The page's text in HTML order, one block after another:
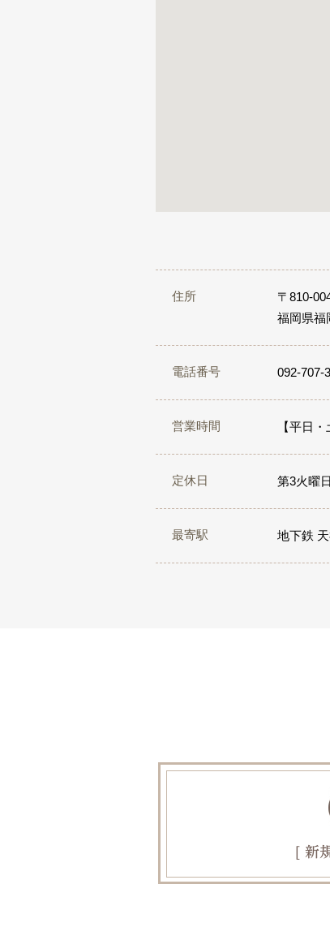
住所
〒810-
福岡県福
電話番号 092-707-
営業時間 【平日
定休日 第3火曜日
最寄駅 地下鉄
[ 新